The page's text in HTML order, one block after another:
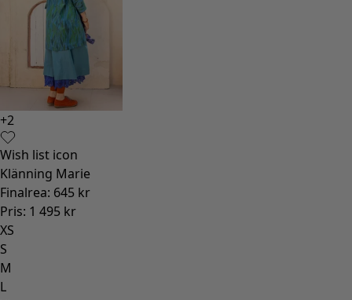
+2
Wish list icon
Klänning Marie
Finalrea: 645 kr
Pris: 1 495 kr
XS
S
M
L